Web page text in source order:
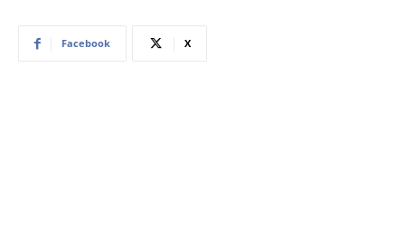
Facebook X